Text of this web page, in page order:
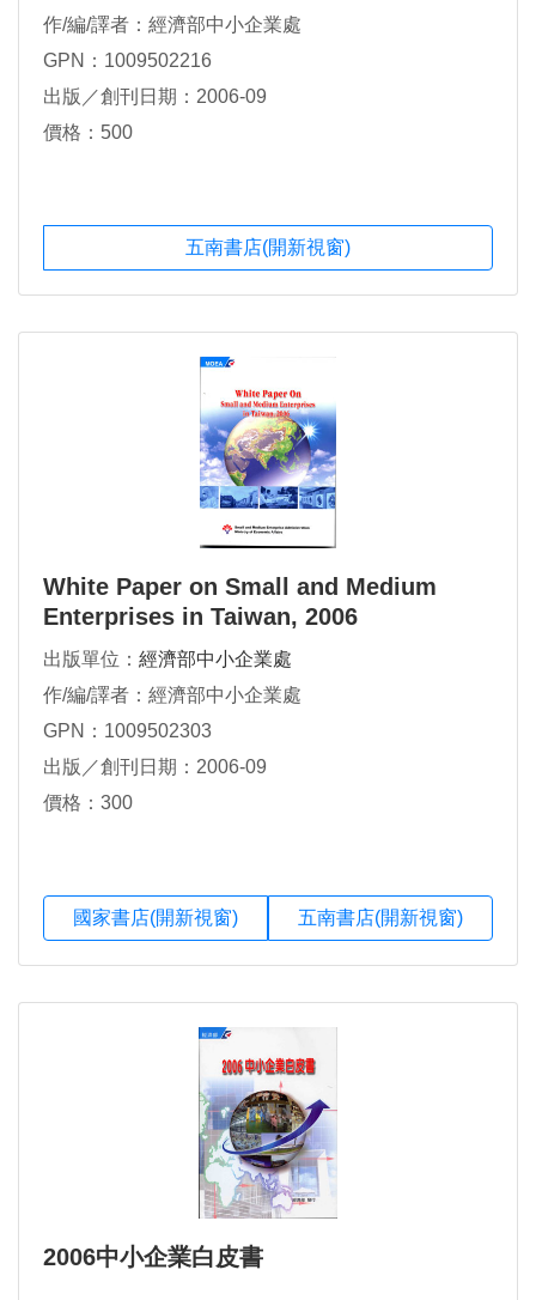
作/編/譯者：經濟部中小企業處
GPN：1009502216
出版／創刊日期：2006-09
價格：500
五南書店(開新視窗)
White Paper on Small and Medium
Enterprises in Taiwan, 2006
出版單位： 經濟部中小企業處
作/編/譯者：經濟部中小企業處
GPN：1009502303
出版／創刊日期：2006-09
價格：300
國家書店(開新視窗) 五南書店(開新視窗)
2006中小企業白皮書